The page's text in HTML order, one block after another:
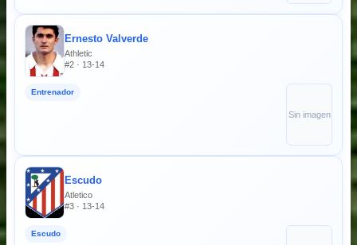
Ernesto Valverde
Athletic
#2 · 13-14
Entrenador
Sin imagen
Escudo
Atletico
#3 · 13-14
Escudo